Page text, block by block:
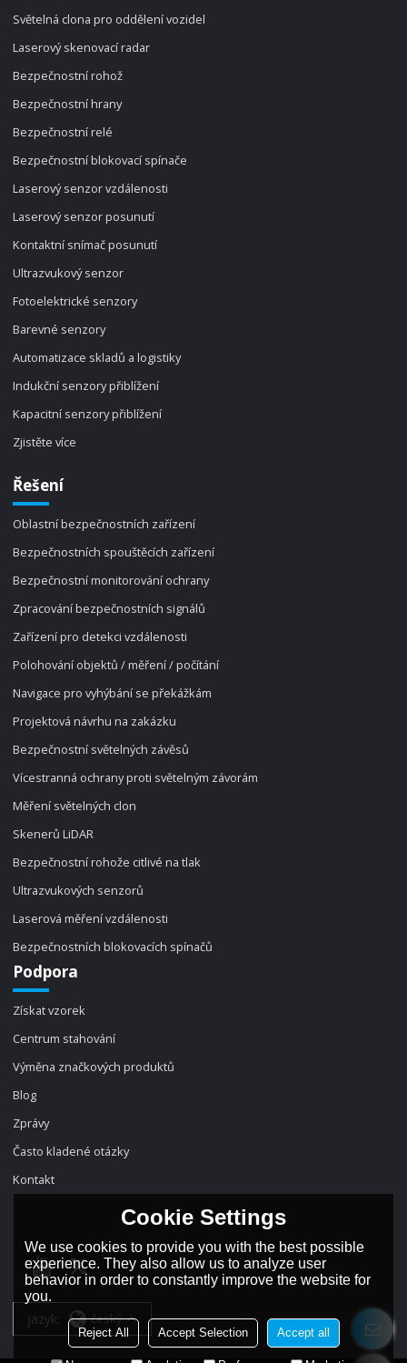
Světelná clona pro oddělení vozidel
Laserový skenovací radar
Bezpečnostní rohož
Bezpečnostní hrany
Bezpečnostní relé
Bezpečnostní blokovací spínače
Laserový senzor vzdálenosti
Laserový senzor posunutí
Kontaktní snímač posunutí
Ultrazvukový senzor
Fotoelektrické senzory
Barevné senzory
Automatizace skladů a logistiky
Indukční senzory přiblížení
Kapacitní senzory přiblížení
Zjistěte více
Řešení
Oblastní bezpečnostních zařízení
Bezpečnostních spouštěcích zařízení
Bezpečnostní monitorování ochrany
Zpracování bezpečnostních signálů
Zařízení pro detekci vzdálenosti
Polohování objektů / měření / počítání
Navigace pro vyhýbání se překážkám
Projektová návrhu na zakázku
Bezpečnostní světelných závěsů
Vícestranná ochrany proti světelným závorám
Měření světelných clon
Skenerů LiDAR
Bezpečnostní rohože citlivé na tlak
Ultrazvukových senzorů
Laserová měření vzdálenosti
Bezpečnostních blokovacích spínačů
Podpora
Získat vzorek
Centrum stahování
Výměna značkových produktů
Blog
Zprávy
Často kladené otázky
Kontakt
jazyk: český
Cookie Settings
We use cookies to provide you with the best possible
experience. They also allow us to analyze user
behavior in order to constantly improve the website for
you.
Reject All Accept Selection Accept all